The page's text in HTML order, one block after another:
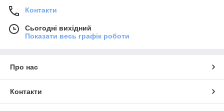
Контакти
Сьогодні вихідний
Показати весь графік роботи
Про нас
Контакти